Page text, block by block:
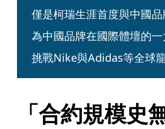
僅是柯瑞生涯首度與中國
為中國品牌在國際體壇的
挑戰Nike與Adidas等全球
「合約規模史